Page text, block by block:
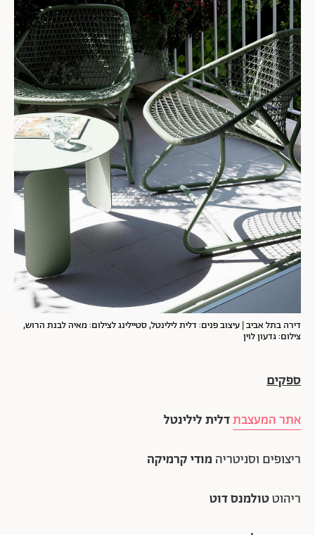
דירה בתל אביב | עיצוב פנים: דלית לילינטל, סטיילינג לצילום: מאיה לבנת הרוש,
צילום: גדעון לוין
ספקים
אתר המעצבתדלית לילינטל
ריצופים וסניטריה מודי קרמיקה
ריהוטטולמנס דוט